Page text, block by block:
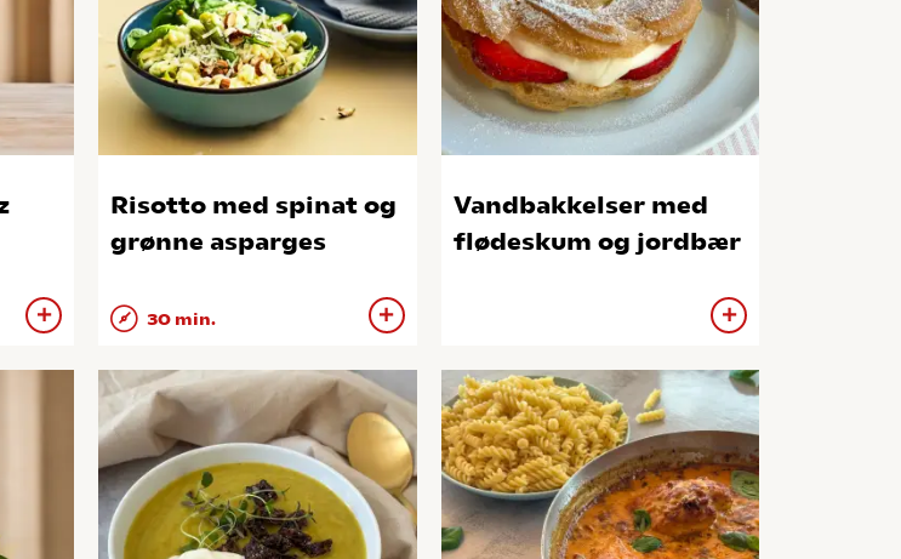
Risotto med spinat og
grønne asparges
30 min.
Vandbakkelser med
flødeskum og jordbær